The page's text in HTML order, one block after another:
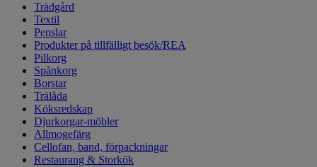
Trädgård
Textil
Penslar
Produkter på tillfälligt besök/REA
Pilkorg
Spånkorg
Borstar
Trälåda
Köksredskap
Djurkorgar-möbler
Allmogefärg
Cellofan, band, förpackningar
Restaurang & Storkök